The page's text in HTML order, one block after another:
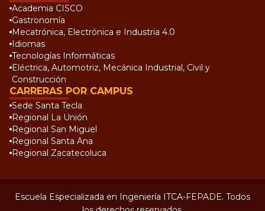
Academia CISCO
Gastronomía
Mecatrónica, Electrónica e Industria 4.0
Idiomas
Tecnologías Informáticas
Eléctrica, Automotriz, Mecánica Industrial, Civil y
Construcción
CARRERAS POR CAMPUS
Sede Santa Tecla
Regional La Unión
Regional San Miguel
Regional Santa Ana
Regional Zacatecoluca
Escuela Especializada en Ingeniería ITCA-FEPADE. Todos